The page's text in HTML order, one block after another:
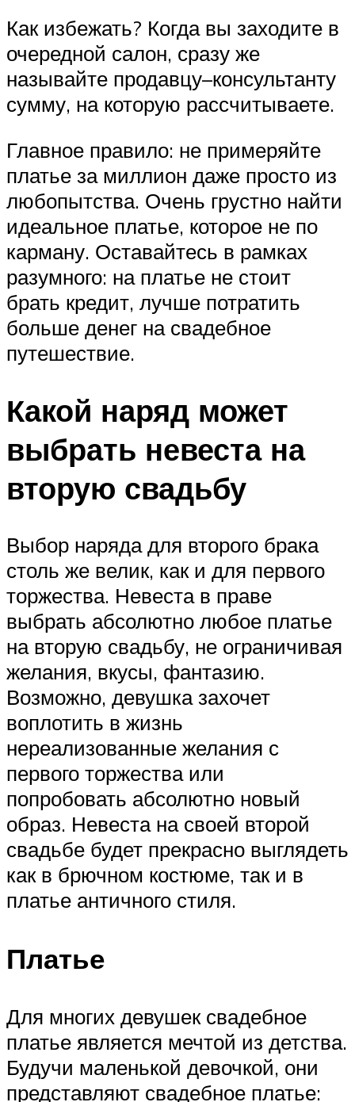
Как избежать? Когда вы заходите в
очередной салон, сразу же
называйте продавцу–консультанту
сумму, на которую рассчитываете.
Главное правило: не примеряйте
платье за миллион даже просто из
любопытства. Очень грустно найти
идеальное платье, которое не по
карману. Оставайтесь в рамках
разумного: на платье не стоит
брать кредит, лучше потратить
больше денег на свадебное
путешествие.
Какой наряд может
выбрать невеста на
вторую свадьбу
Выбор наряда для второго брака
столь же велик, как и для первого
торжества. Невеста в праве
выбрать абсолютно любое платье
на вторую свадьбу, не ограничивая
желания, вкусы, фантазию.
Возможно, девушка захочет
воплотить в жизнь
нереализованные желания с
первого торжества или
попробовать абсолютно новый
образ. Невеста на своей второй
свадьбе будет прекрасно выглядеть
как в брючном костюме, так и в
платье античного стиля.
Платье
Для многих девушек свадебное
платье является мечтой из детства.
Будучи маленькой девочкой, они
представляют свадебное платье: